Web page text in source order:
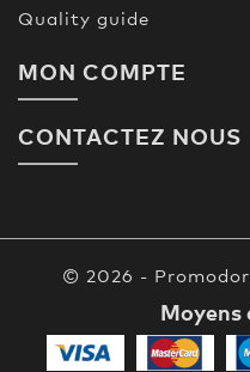
Quality guide
MON COMPTE
CONTACTEZ NOUS
© 2026 -
Moyens